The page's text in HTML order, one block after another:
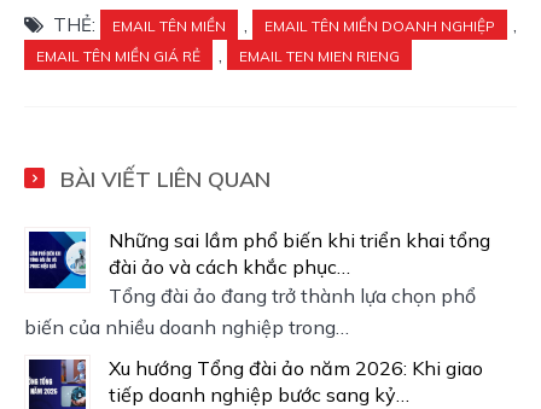
THẺ: EMAIL TÊN MIỀN EMAIL TÊN MIỀN DOANH NGHIỆP
EMAIL TÊN MIỀN GIÁ RẺ EMAIL TEN MIEN RIENG
BÀI VIẾT LIÊN QUAN
Những sai lầm phổ biến khi triển khai tổng
đài ảo và cách khắc phục…
Tổng đài ảo đang trở thành lựa chọn phổ
biến của nhiều doanh nghiệp trong…
Xu hướng Tổng đài ảo năm 2026: Khi giao
tiếp doanh nghiệp bước sang kỷ…